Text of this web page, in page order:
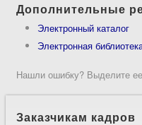
Дополнительные
Электронный каталог
Электронная
Нашли ошибку? Выделите
Заказчикам кадров